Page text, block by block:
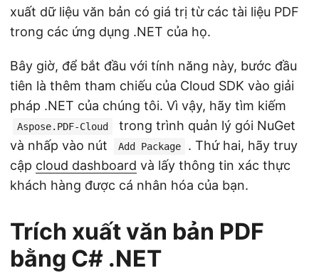
xuất dữ liệu văn bản có giá trị từ các tài liệu PDF
trong các ứng dụng .NET của họ.
Bây giờ, để bắt đầu với tính năng này, bước đầu
tiên là thêm tham chiếu của Cloud SDK vào giải
pháp .NET của chúng tôi. Vì vậy, hãy tìm kiếm
Aspose.PDF-Cloud
trong trình quản lý gói NuGet
và nhấp vào nút
Add Package
. Thứ hai, hãy truy
cập cloud dashboard và lấy thông tin xác thực
khách hàng được cá nhân hóa của bạn.
Trích xuất văn bản PDF
bằng C# .NET